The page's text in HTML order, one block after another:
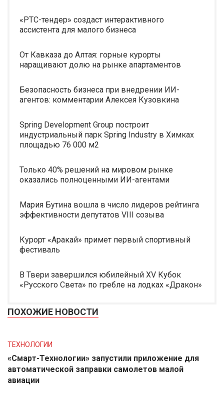
«РТС-тендер» создаст интерактивного
ассистента для малого бизнеса
От Кавказа до Алтая: горные курорты
наращивают долю на рынке апартаментов
Безопасность бизнеса при внедрении ИИ-
агентов: комментарии Алексея Кузовкина
Spring Development Group построит
индустриальный парк Spring Industry в Химках
площадью 76 000 м2
Только 40% решений на мировом рынке
оказались полноценными ИИ-агентами
Мария Бутина вошла в число лидеров рейтинга
эффективности депутатов VIII созыва
Курорт «Аракай» примет первый спортивный
фестиваль
В Твери завершился юбилейный XV Кубок
«Русского Света» по гребле на лодках «Дракон»
ПОХОЖИЕ НОВОСТИ
ТЕХНОЛОГИИ
«Смарт-Технологии» запустили приложение для
автоматической заправки самолетов малой
авиации